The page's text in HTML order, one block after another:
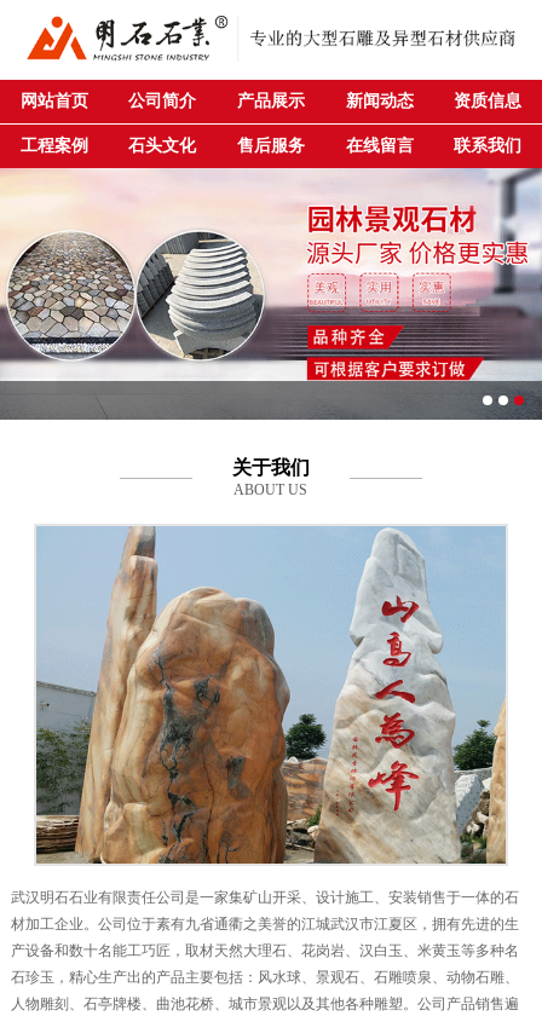
网站首页 公司简介 产品展示 新闻动态 资质信息
工程案例 石头文化 售后服务 在线留言 联系我们
关于我们
ABOUT US
武汉明石石业有限责任公司是一家集矿山开采、设计施工、安装销售于一体的石
材加工企业。公司位于素有九省通衢之美誉的江城武汉市江夏区，拥有先进的生
产设备和数十名能工巧匠，取材天然大理石、花岗岩、汉白玉、米黄玉等多种名
石珍玉，精心生产出的产品主要包括：风水球、景观石、石雕喷泉、动物石雕、
人物雕刻、石亭牌楼、曲池花桥、城市景观以及其他各种雕塑。公司产品销售遍